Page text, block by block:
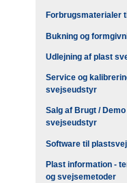
Forbrugsmaterialer
Bukning og
Udlejning af plast
Service og
svejseudstyr
Salg af Brugt /
svejseudstyr
Software til
Plast information -
og svejsemetoder